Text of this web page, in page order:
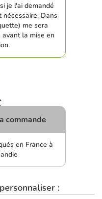
je l'ai demandé
Dans
me sera
la mise en
commande
en France à
: